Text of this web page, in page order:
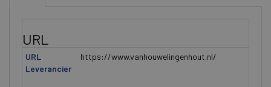
URL
URL
Leverancier
https://www.vanhouwelingenhout.nl/